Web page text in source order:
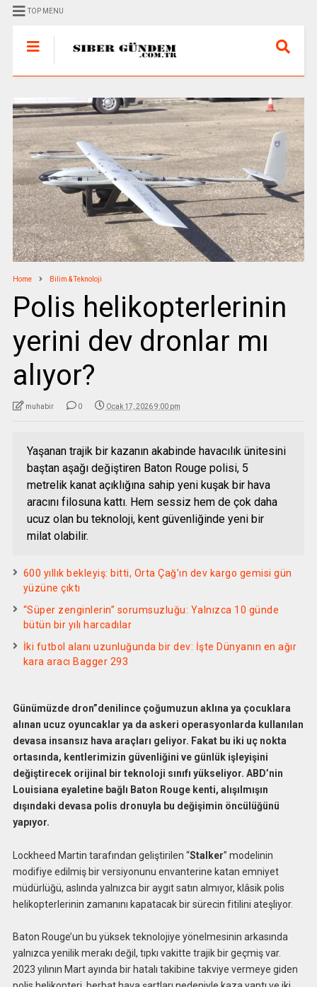
TOP MENU
Home Bilim & Teknoloji
Polis helikopterlerinin
yerini dev dronlar mı
alıyor?
muhabir 0 Ocak 17, 2026 9:00 pm
Yaşanan trajik bir kazanın akabinde havacılık ünitesini
baştan aşağı değiştiren Baton Rouge polisi, 5
metrelik kanat açıklığına sahip yeni kuşak bir hava
aracını filosuna kattı. Hem sessiz hem de çok daha
ucuz olan bu teknoloji, kent güvenliğinde yeni bir
milat olabilir.
600 yıllık bekleyiş: bitti, Orta Çağ’ın dev kargo gemisi gün
yüzüne çıktı
“Süper zenginlerin” sorumsuzluğu: Yalnızca 10 günde
bütün bir yılı harcadılar
İki futbol alanı uzunluğunda bir dev: İşte Dünyanın en ağır
kara aracı Bagger 293
Günümüzde dron”denilince çoğumuzun aklına ya çocuklara
alınan ucuz oyuncaklar ya da askeri operasyonlarda kullanılan
devasa insansız hava araçları geliyor. Fakat bu iki uç nokta
ortasında, kentlerimizin güvenliğini ve günlük işleyişini
değiştirecek orijinal bir teknoloji sınıfı yükseliyor. ABD’nin
Louisiana eyaletine bağlı Baton Rouge kenti, alışılmışın
dışındaki devasa polis dronuyla bu değişimin öncülüğünü
yapıyor.
Lockheed Martin tarafından geliştirilen “Stalker” modelinin
modifiye edilmiş bir versiyonunu envanterine katan emniyet
müdürlüğü, aslında yalnızca bir aygıt satın almıyor, klâsik polis
helikopterlerinin zamanını kapatacak bir sürecin fitilini ateşliyor.
Baton Rouge’un bu yüksek teknolojiye yönelmesinin arkasında
yalnızca yenilik merakı değil, tıpkı vakitte trajik bir geçmiş var.
2023 yılının Mart ayında bir hatalı takibine takviye vermeye giden